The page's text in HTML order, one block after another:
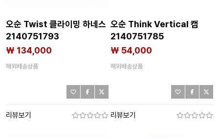
오순 Twist 클라이밍 하네스
2140751793
₩ 134,000
해외배송상품
리뷰보기
오순 Think Vertical 캡
2140751785
₩ 54,000
해외배송상품
리뷰보기